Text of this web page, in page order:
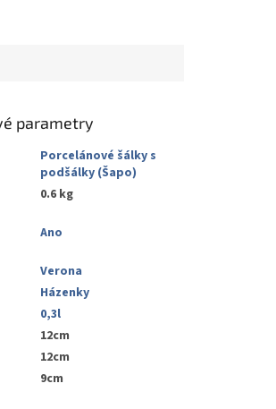
parametry
Porcelánové šálky s
podšálky (Šapo)
0.6 kg
Ano
Verona
Házenky
0,3l
12cm
12cm
9cm